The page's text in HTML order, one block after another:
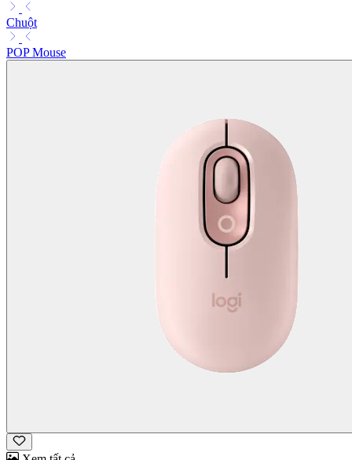
Chuột
POP Mouse